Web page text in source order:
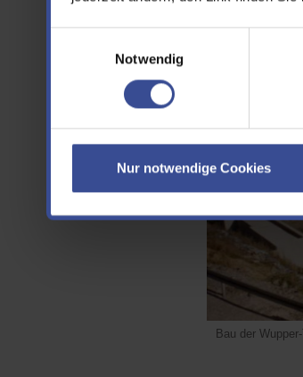
Notwendig
Nur notwendige Cookies
Bau der